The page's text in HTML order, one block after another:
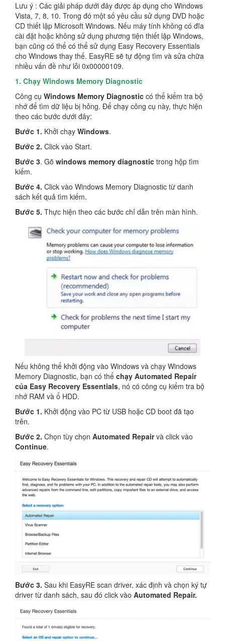
Lưu ý : Các giải pháp dưới đây được áp dụng cho Windows
Vista, 7, 8, 10. Trong đó một số yêu cầu sử dụng DVD hoặc
CD thiết lập Microsoft Windows. Nếu máy tính không có đĩa
cài đặt hoặc không sử dụng phương tiện thiết lập Windows,
bạn cũng có thể có thể sử dụng Easy Recovery Essentials
cho Windows thay thế. EasyRE sẽ tự động tìm và sửa chữa
nhiều vấn đề như lỗi 0x00000109.
1. Chạy Windows Memory Diagnostic
Công cụ Windows Memory Diagnostic có thể kiểm tra bộ
nhớ để tìm dữ liệu bị hỏng. Để chạy công cụ này, thực hiện
theo các bước dưới đây:
Bước 1. Khởi chạy Windows.
Bước 2. Click vào Start.
Bước 3. Gõ windows memory diagnostic trong hộp tìm
kiếm.
Bước 4. Click vào Windows Memory Diagnostic từ danh
sách kết quả tìm kiếm.
Bước 5. Thực hiện theo các bước chỉ dẫn trên màn hình.
Nếu không thể khởi động vào Windows và chạy Windows
Memory Diagnostic, bạn có thể chạy Automated Repair
của Easy Recovery Essentials, nó có công cụ kiểm tra bộ
nhớ RAM và ổ HDD.
Bước 1. Khởi động vào PC từ USB hoặc CD boot đã tạo
trên.
Bước 2. Chọn tùy chọn Automated Repairvà click vào
Continue.
Bước 3. Sau khi EasyRE scan driver, xác định và chọn ký tự
driver từ danh sách, sau đó click vào Automated Repair.